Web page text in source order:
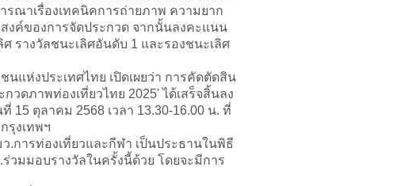
ณาเรื่องเทคนิคการถ่ายภาพ ความยาก
งค์ของการจัดประกวด จากนั้นลงคะแนน
รางวัลชนะเลิศอันดับ 1 และรองชนะเลิศ
ห่งประเทศไทย เปิดเผยว่า การคัดตัดสิน
กวดภาพท่องเที่ยวไทย 2025'ได้เสร็จสิ้นลง
15 ตุลาคม 2568 เวลา 13.30-16.00 น. ที่
รุงเทพฯ
การท่องเที่ยวและกีฬา เป็นประธานในพิธี
วมมอบรางวัลในครั้งนี้ด้วย โดยจะมีการ